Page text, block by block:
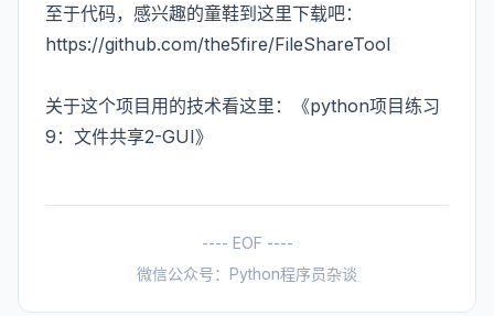
至于代码，感兴趣的童鞋到这里下载吧：
https://github.com/the5fire/FileShareTool
关于这个项目用的技术看这里：
《python项目练习
9：文件共享2-GUI》
---- EOF ----
微信公众号：Python程序员杂谈